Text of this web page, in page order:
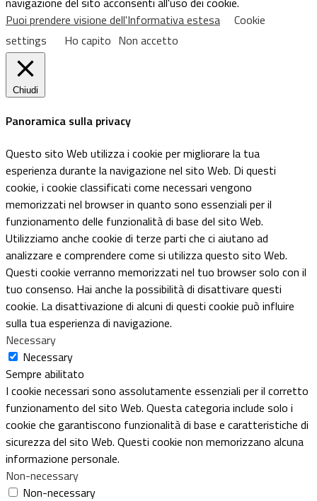
Puoi prendere visione dell'Informativa estesa
Cookie
settings
Ho capito Non accetto
Chiudi
Panoramica sulla privacy
Questo sito Web utilizza i cookie per migliorare la tua
esperienza durante la navigazione nel sito Web. Di questi
cookie, i cookie classificati come necessari vengono
memorizzati nel browser in quanto sono essenziali per il
funzionamento delle funzionalità di base del sito Web.
Utilizziamo anche cookie di terze parti che ci aiutano ad
analizzare e comprendere come si utilizza questo sito Web.
Questi cookie verranno memorizzati nel tuo browser solo con il
tuo consenso. Hai anche la possibilità di disattivare questi
cookie. La disattivazione di alcuni di questi cookie può influire
sulla tua esperienza di navigazione.
Necessary
Necessary
Sempre abilitato
I cookie necessari sono assolutamente essenziali per il corretto
funzionamento del sito Web. Questa categoria include solo i
cookie che garantiscono funzionalità di base e caratteristiche di
sicurezza del sito Web. Questi cookie non memorizzano alcuna
informazione personale.
Non-necessary
Non-necessary